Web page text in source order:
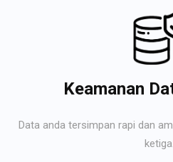
Keamanan
Data anda tersimpan rapi dan
ketiga.